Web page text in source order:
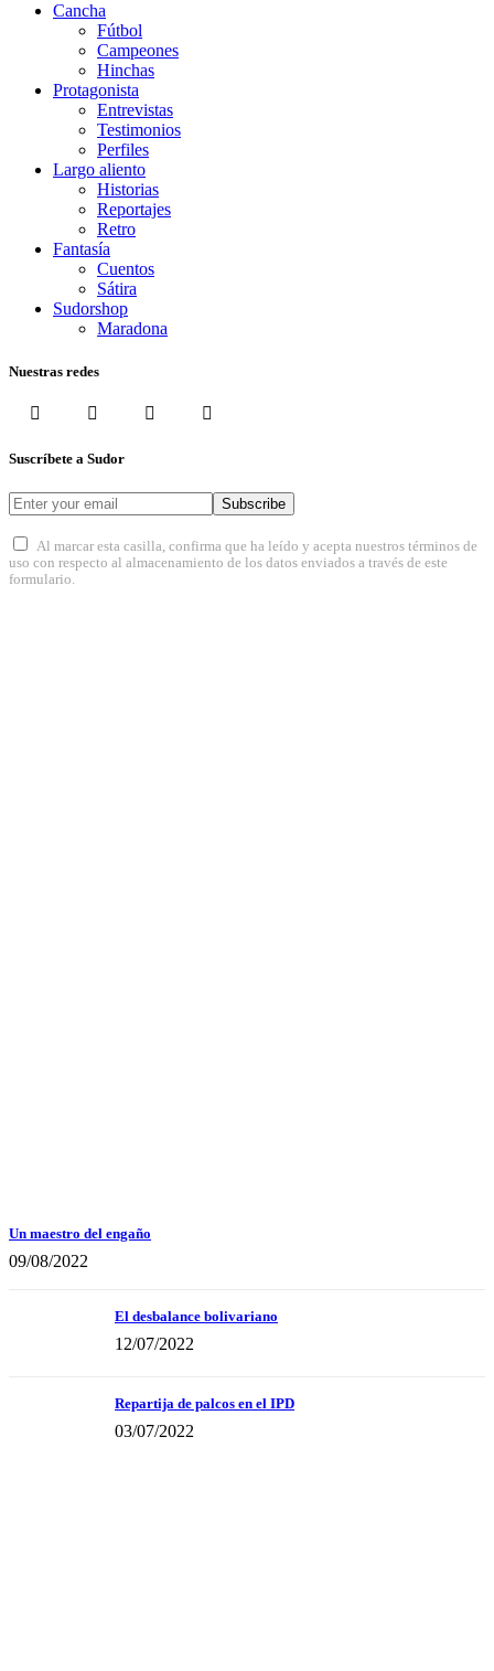
Cancha
Fútbol
Campeones
Hinchas
Protagonista
Entrevistas
Testimonios
Perfiles
Largo aliento
Historias
Reportajes
Retro
Fantasía
Cuentos
Sátira
Sudorshop
Maradona
Nuestras redes
Suscríbete a Sudor
Subscribe
Al marcar esta casilla, confirma que ha leído y acepta nuestros términos de
uso con respecto al almacenamiento de los datos enviados a través de este
formulario.
Un maestro del engaño
09/08/2022
El desbalance bolivariano
12/07/2022
Repartija de palcos en el IPD
03/07/2022